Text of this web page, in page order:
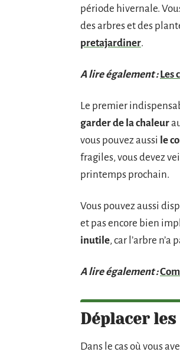
période hivernale.
des arbres et des
pretajardiner.
A lire également : Les
Le premier
garder de la chaleur
vous pouvez aussi le
fragiles, vous devez
printemps prochain.
Vous pouvez aussi
et pas encore bien
inutile, car l’arbre n’a
A lire également :
Déplacer
Dans le cas où vous